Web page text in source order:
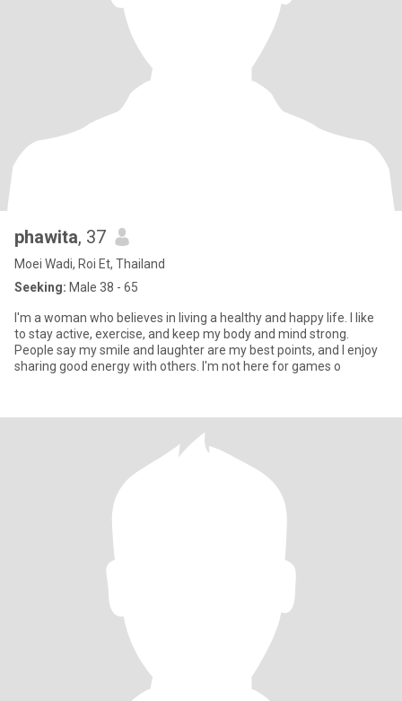
phawita, 37
Moei Wadi, Roi Et, Thailand
Seeking: Male 38 - 65
I'm a woman who believes in living a healthy and happy life. I like
to stay active, exercise, and keep my body and mind strong.
People say my smile and laughter are my best points, and I enjoy
sharing good energy with others. I'm not here for games o